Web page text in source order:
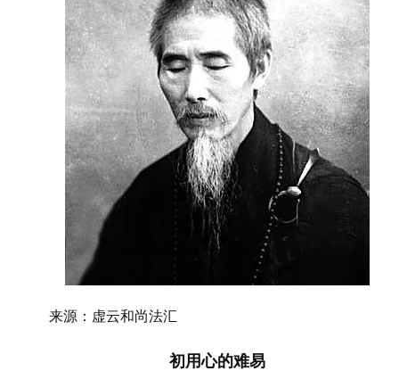
来源：虚云和尚法汇
初用心的难易